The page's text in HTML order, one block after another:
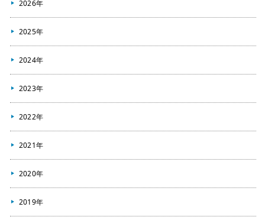
2026年
2025年
2024年
2023年
2022年
2021年
2020年
2019年